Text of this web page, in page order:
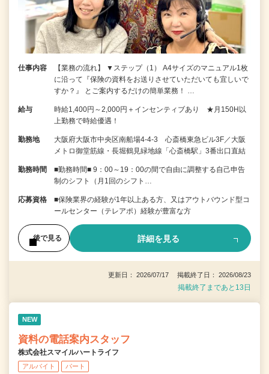
仕事内容
【業務の流れ】 ▼ステップ（1） A4サイズのマニュアル1枚
に沿って『保険の資料をお送りさせていただいても宜しいで
すか？』 とご案内するだけの簡単業務！ …
給与
時給1,400円～2,000円＋インセンティブあり ★月150H以
上勤務で時給優遇！
勤務地
大阪府大阪市中央区南船場4-4-3 心斎橋東急ビル3F／大阪
メトロ御堂筋線・長堀鶴見緑地線「心斎橋駅」3番出口直結
勤務時間
■勤務時間■ 9：00～19：00の間で自由に調整する自己申告
制のシフト（月1回のシフト…
応募資格
■保険業界の経験が1年以上ある方、又はアウトバウンド型コ
ールセンター（テレアポ）経験が豊富な方
後で見る 詳細を見る
更新日： 2026/07/17 掲載終了日： 2026/08/23
掲載終了まであと13日
NEW
資料の電話案内スタッフ
株式会社スマイルハートライフ
アルバイト パート